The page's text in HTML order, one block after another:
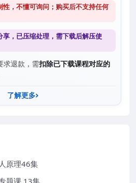
性，不懂可询问；购买后不支持任何
享，已压缩处理，需下载后解压使
求退款，需扣除已下载课程对应的
了解更多
原理46集